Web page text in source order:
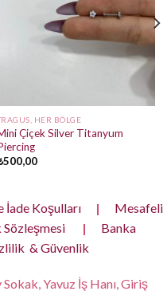
HER BÖLGE
Çiçek Silver Titanyum
500,00
İade Koşulları |
Mesafeli
|
Banka
& Güvenlik
Yavuz İş Hanı, Giriş